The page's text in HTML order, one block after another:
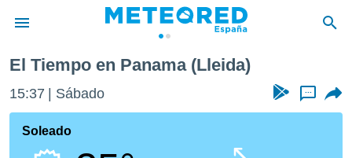
de
por
El Tiempo en Panama (Lleida)
15:37 Sábado ...
Soleado